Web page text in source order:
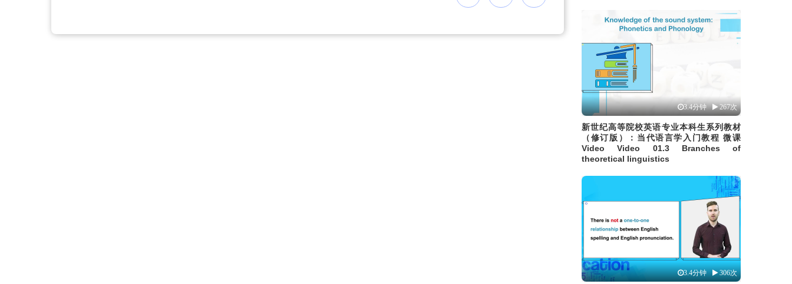
3.4分钟 267次
新世纪高等院校英语专业本科生系列教材
（修订版）：当代语言学入门教程 微课
Video Video 01.3 Branches of
theoretical linguistics
3.4分钟 306次